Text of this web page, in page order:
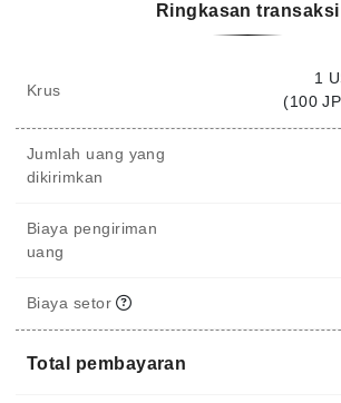
Ringkasan transaksi
Krus
1
(100
Jumlah uang yang
dikirimkan
Biaya pengiriman
uang
Biaya setor
Total pembayaran